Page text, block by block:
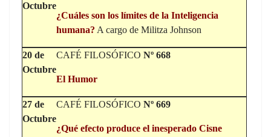
Octubre
¿Cuáles son los límites de la Inteligencia
humana? A cargo de Militza Johnson
20 de
Octubre
CAFÉ FILOSÓFICO Nº 668
El Humor
27 de
Octubre
CAFÉ FILOSÓFICO Nº 669
¿Qué efecto produce el inesperado Cisne